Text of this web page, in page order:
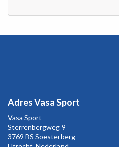
Adres Vasa Sport
Vasa Sport
Sterrenbergweg9
3769 BS Soesterberg